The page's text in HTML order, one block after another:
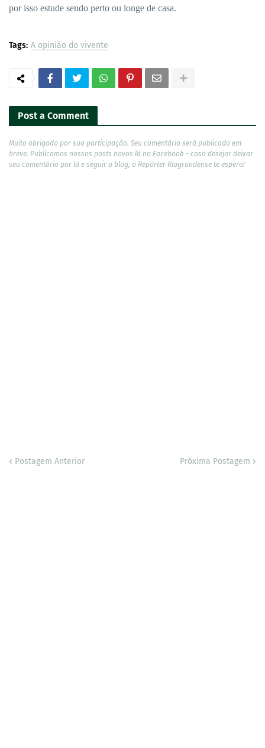
por isso estude sendo perto ou longe de casa.
Tags: A opinião do vivente
Post a Comment
Muito obrigado por sua participação. Seu comentário será publicado em
breve. Publicamos nossos posts novos lá no Facebook - caso desejar deixar
seu comentário por lá e seguir o blog, o Repórter Riograndense te espera!
Postagem Anterior Próxima Postagem